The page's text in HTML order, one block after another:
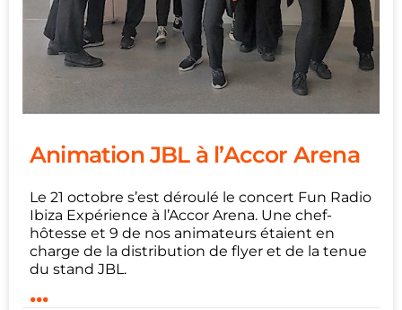
Animation JBL à l’Accor Arena
Le 21 octobre s’est déroulé le concert Fun Radio
Ibiza Expérience à l’Accor Arena. Une chef-
hôtesse et 9 de nos animateurs étaient en
charge de la distribution de flyer et de la tenue
du stand JBL.
...